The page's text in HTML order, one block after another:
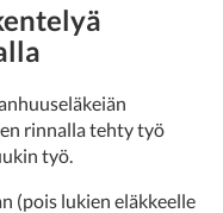
rinnalla tehty työ
työ.
(pois lukien eläkkeelle